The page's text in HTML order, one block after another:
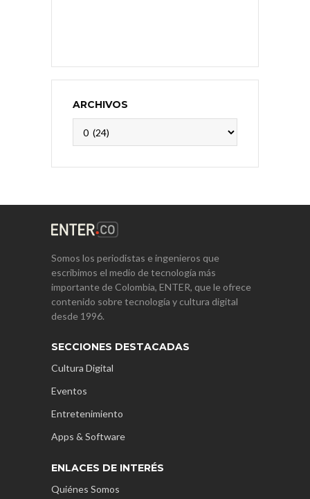
ARCHIVOS
Somos los periodistas e ingenieros que
escribimos el medio de tecnología más
importante de Colombia, ENTER, que le ofrece
contenido sobre tecnología y cultura digital
desde 1996.
SECCIONES DESTACADAS
Cultura Digital
Eventos
Entretenimiento
Apps & Software
ENLACES DE INTERÉS
Quiénes Somos